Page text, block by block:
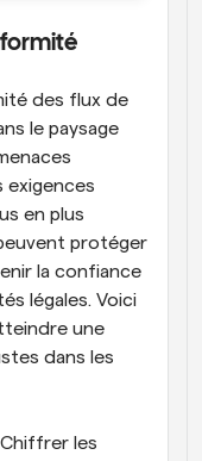
des flux de
le paysage
exigences
en plus
protéger
la confiance
légales. Voici
une
dans les
les